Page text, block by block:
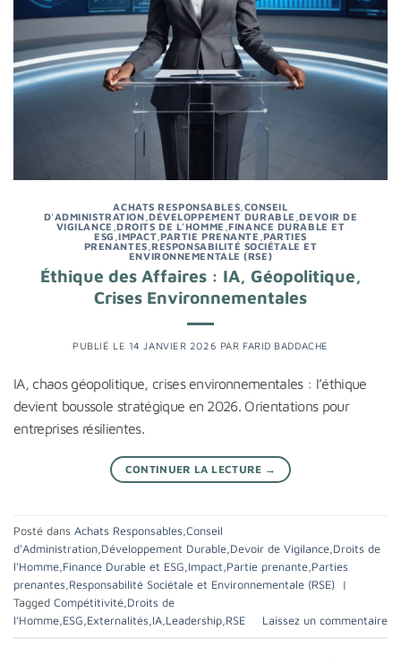
ACHATS RESPONSABLES CONSEIL
D'ADMINISTRATION ,DÉVELOPPEMENT DURABLE ,DEVOIR DE
VIGILANCE ,DROITS DE L'HOMME ,FINANCE DURABLE ET
ESG,IMPACT,PARTIE PRENANTE ,PARTIES
PRENANTES ,RESPONSABILITÉ SOCIÉTALE ET
ENVIRONNEMENTALE (RSE)
Éthique des Affaires : IA, Géopolitique,
Crises Environnementales
PUBLIÉ LE 14 JANVIER 2026 PAR FARID BADDACHE
IA, chaos géopolitique, crises environnementales : l’éthique
devient boussole stratégique en 2026. Orientations pour
entreprises résilientes.
CONTINUER LA LECTURE →
Posté dans Achats Responsables Conseil
d'Administration Développement Durable Devoir de Vigilance Droits de
l'Homme Finance Durable et ESG Impact Partie prenante Parties
prenantes Responsabilité Sociétale et Environnementale (RSE)
|
Tagged Compétitivité Droits de
l’Homme ESG Externalités IA Leadership RSE Laissez un commentaire